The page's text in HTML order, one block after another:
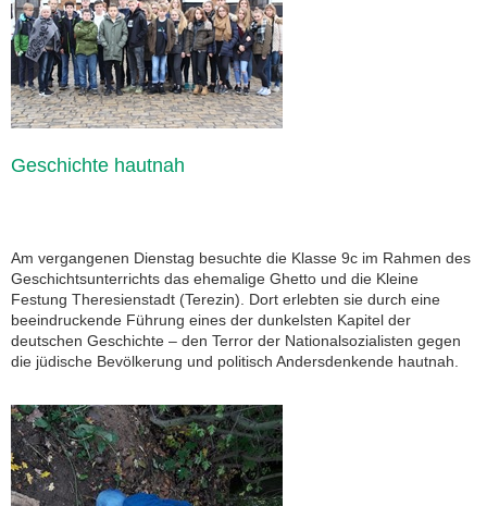
Geschichte hautnah
Am vergangenen Dienstag besuchte die Klasse 9c im Rahmen des
Geschichtsunterrichts das ehemalige Ghetto und die Kleine
Festung Theresienstadt (Terezin). Dort erlebten sie durch eine
beeindruckende Führung eines der dunkelsten Kapitel der
deutschen Geschichte – den Terror der Nationalsozialisten gegen
die jüdische Bevölkerung und politisch Andersdenkende hautnah.